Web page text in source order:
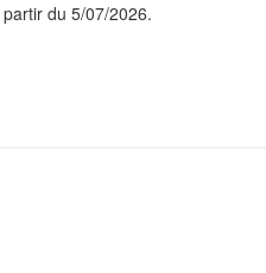
du 5/07/2026.